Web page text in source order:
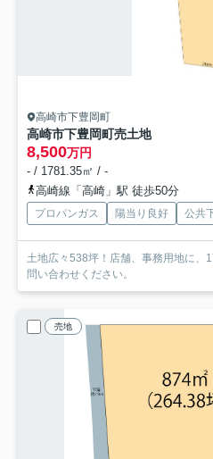
高崎市下豊岡町
高崎市下豊岡町売土地
8,500万円
- / 1781.35㎡ / -
高崎線「高崎」駅 徒歩50分
プロパンガス 陽当り良好 公共
土地広々538坪！店舗、事務用地に、
問い合わせください。
売地